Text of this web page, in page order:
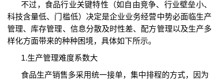
不过，食品行业关键特性（如自由竞争、行业壁垒小、
科技含量低、门槛低）决定是企业业务经营中势必面临生产
管理、库存管理、信息分散及时性差、配方管理以及生产多
样化方面带来的种种困境，具体如下所示。
1.生产管理难度系数大
食品生产销售多采用统一接单，集中排程的方式，因为